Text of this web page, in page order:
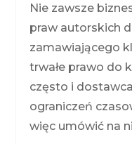
Nie zawsze
praw autorskich
zamawiającego
trwałe prawo do
często i
ograniczeń
więc umówić na